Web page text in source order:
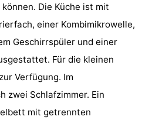
Die Küche ist mit
einer Kombimikrowelle,
Geschirrspüler und einer
Für die kleinen
Verfügung. Im
zwei Schlafzimmer. Ein
mit getrennten